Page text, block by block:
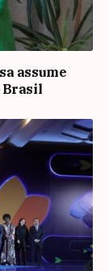
assume
Brasil